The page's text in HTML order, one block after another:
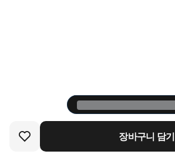
장바구니 담기
장바구니 담기